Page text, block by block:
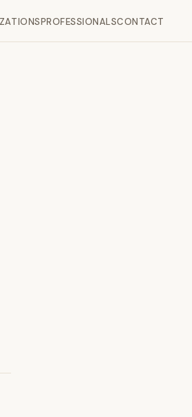
PROFESSIONALSCONTACT